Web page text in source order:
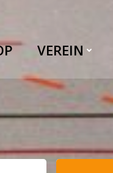
VEREIN
Suchen